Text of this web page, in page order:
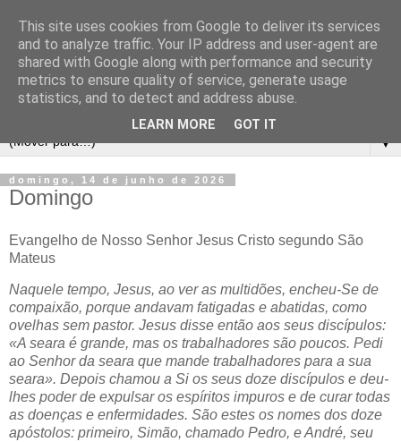
▼
domingo, 14 de junho de 2026
Domingo
Evangelho de Nosso Senhor Jesus Cristo segundo São
Mateus
Naquele tempo, Jesus, ao ver as multidões, encheu-Se de
compaixão, porque andavam fatigadas e abatidas, como
ovelhas sem pastor. Jesus disse então aos seus discípulos:
«A seara é grande, mas os trabalhadores são poucos. Pedi
ao Senhor da seara que mande trabalhadores para a sua
seara». Depois chamou a Si os seus doze discípulos e deu-
lhes poder de expulsar os espíritos impuros e de curar todas
as doenças e enfermidades. São estes os nomes dos doze
apóstolos: primeiro, Simão, chamado Pedro, e André, seu
This site uses cookies from Google to deliver its services
and to analyze traffic. Your IP address and user-agent are
shared with Google along with performance and security
metrics to ensure quality of service, generate usage
statistics, and to detect and address abuse.
LEARN MORE GOT IT